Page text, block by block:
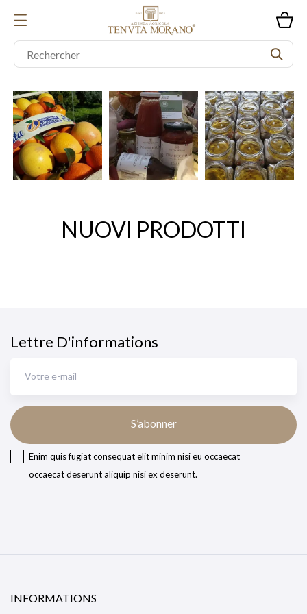
NUOVI PRODOTTI
Lettre D'informations
S’abonner
Enim quis fugiat consequat elit minim nisi eu occaecat
occaecat deserunt aliquip nisi ex deserunt.
INFORMATIONS